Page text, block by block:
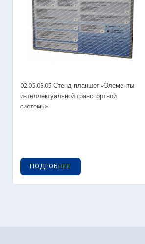
02.05.03.05 Стенд-планшет «Элементы
интеллектуальной транспортной
системы»
ПОДРОБНЕЕ